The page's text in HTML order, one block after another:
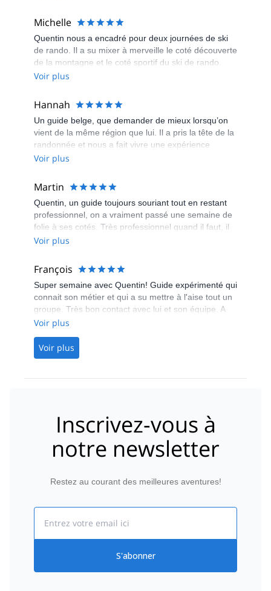
Michelle
Quentin nous a encadré pour deux journées de ski
de rando. Il a su mixer à merveille le coté découverte
de la montagne et le coté sportif du ski de rando.
Quentin nous a également fait profiter d'une initiation
enrichissantes. Merci Quentin !
Voir plus
Hannah
Un guide belge, que demander de mieux lorsqu’on
vient de la même région que lui. Il a pris la tête de la
randonnée et nous a fait vivre une expérience
inoubliable. Quatre heures de montée pour vingt
régaler et nous faire rêver. Merci Quentin et j’espère
à la prochaine !
Voir plus
Martin
Quentin, un guide toujours souriant tout en restant
professionnel, on a vraiment passé une semaine de
folie à ses cotés. Très professionnel quand il faut, il
sait aussi s'amuser le soir dans le refuge ce qui nous
hautes montagnes. Sans prise de tête, il a réussi à
emmener un groupe de jeunes ( très peu sportif :) )
à 3000 mètres d'altitude en peau de phoque. Il rend
la montagne beaucoup plus belle et intéressante.
Merci à lui et à son équipe!!!
Voir plus
François
Super semaine avec Quentin! Guide expérimenté qui
connait son métier et qui a su mettre à l'aise tout un
groupe. Très bon contact avec lui et son équipe. A
refaire
Voir plus
Voir plus
Inscrivez-vous à
notre newsletter
Restez au courant des meilleures aventures!
S'abonner